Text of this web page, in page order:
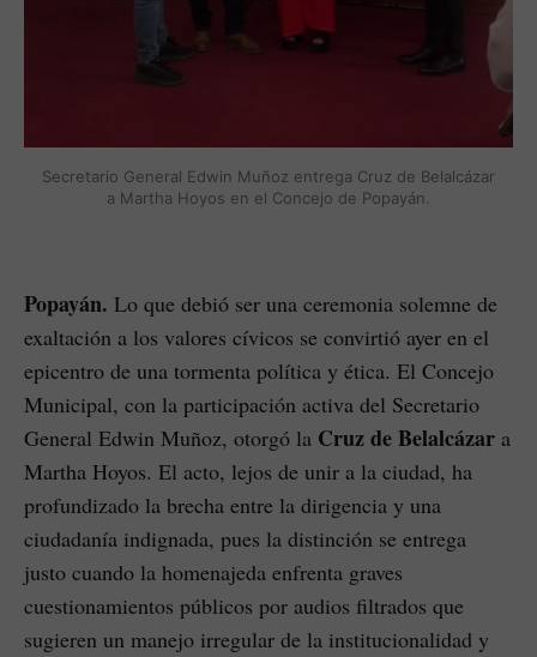
Secretario General Edwin Muñoz entrega Cruz de Belalcázar
a Martha Hoyos en el Concejo de Popayán.
Popayán. Lo que debió ser una ceremonia solemne de
exaltación a los valores cívicos se convirtió ayer en el
epicentro de una tormenta política y ética. El Concejo
Municipal, con la participación activa del Secretario
General Edwin Muñoz, otorgó la Cruz de Belalcázar a
Martha Hoyos. El acto, lejos de unir a la ciudad, ha
profundizado la brecha entre la dirigencia y una
ciudadanía indignada, pues la distinción se entrega
justo cuando la homenajeda enfrenta graves
cuestionamientos públicos por audios filtrados que
sugieren un manejo irregular de la institucionalidad y